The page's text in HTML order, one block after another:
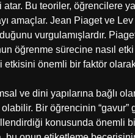
Bu teoriler, öğrencilere
amaçlar. Jean Piaget ve
vurgulamışlardır.
öğrenme sürecine nasıl
önemli bir faktör olarak
ve dini yapılarına bağlı
Bir öğrencinin
konusunda önemli